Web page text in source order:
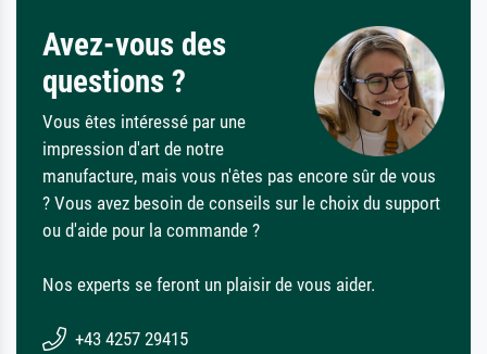
Avez-vous des
questions ?
Vous êtes intéressé par une
impression d'art de notre
manufacture, mais vous n'êtes pas encore sûr de vous
? Vous avez besoin de conseils sur le choix du support
ou d'aide pour la commande ?
Nos experts se feront un plaisir de vous aider.
+43 4257 29415